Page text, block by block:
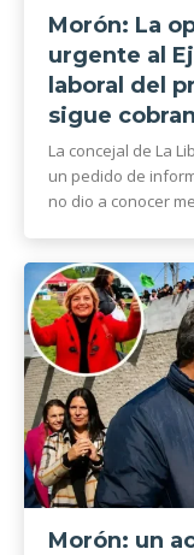
Morón: La
urgente al
laboral del
sigue
La concejal de La
un pedido de
no dio a conocer
Morón: un